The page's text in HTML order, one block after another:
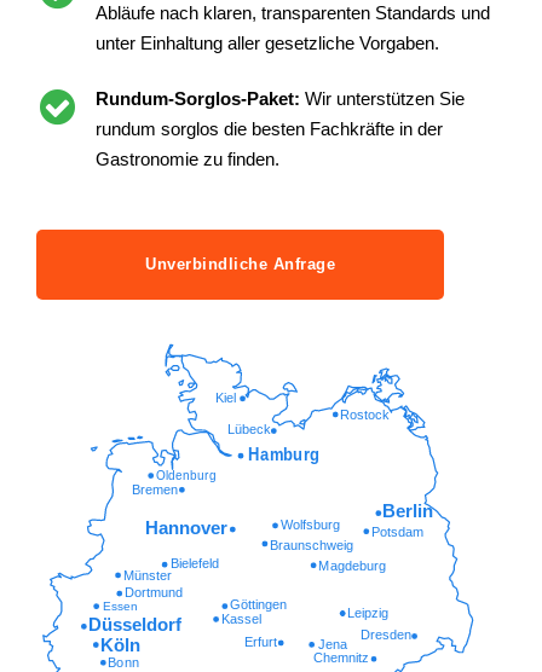
Abläufe nach klaren, transparenten Standards und
unter Einhaltung aller gesetzliche Vorgaben.
Rundum-Sorglos-Paket: Wir unterstützen Sie
rundum sorglos die besten Fachkräfte in der
Gastronomie zu finden.
Unverbindliche Anfrage
Chemnitz
Bonn
Erfurt Jena
Dresden
Kassel
Göttingen
Essen
Dortmund
Münster
Magdeburg
Bielefeld
Braunschweig
Potsdam
Wolfsburg
Oldenburg
Lübeck
Rostock
Kiel
Köln
Düsseldorf
Leipzig
Hannover
Berlin
Bremen
Hamburg